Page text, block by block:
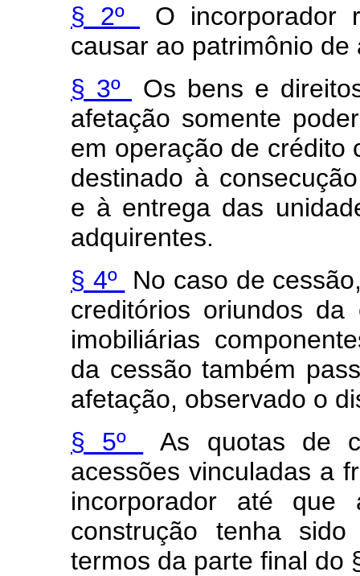
§ 2º
O incorporador
causar ao patrimônio de
§ 3º
Os bens e
afetação somente
em operação de crédito
destinado à
e à entrega das
adquirentes.
§ 4º No caso de
creditórios oriundos da
imobiliárias
da cessão também
afetação, observado o
§ 5º
As quotas de
acessões vinculadas a
incorporador até que
construção tenha
termos da parte final do